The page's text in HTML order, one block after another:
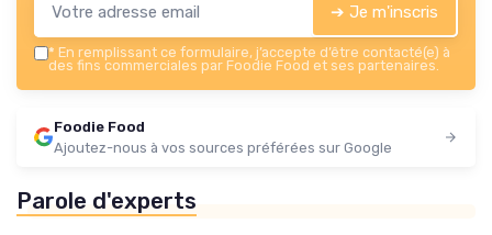
➔ Je m'inscris
* En remplissant ce formulaire, j’accepte d’être contacté(e) à
des fins commerciales par Foodie Food et ses partenaires.
Foodie Food
Ajoutez-nous à vos sources préférées sur Google
Parole d'experts